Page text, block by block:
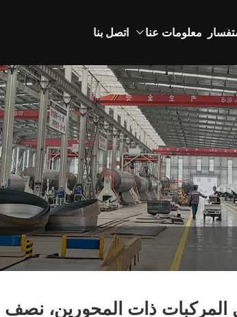
معلومات عنا اتصل بنا
ذات المحورين، نصف